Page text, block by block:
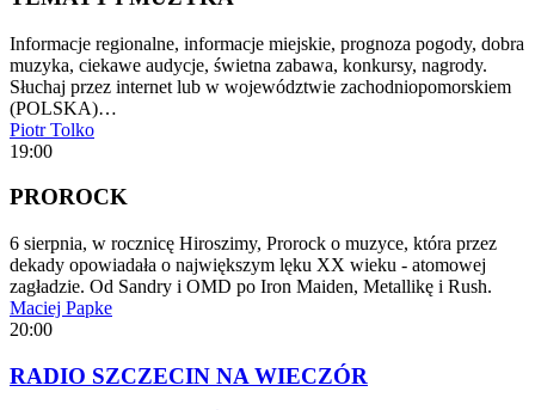
Informacje regionalne, informacje miejskie, prognoza pogody, dobra
muzyka, ciekawe audycje, świetna zabawa, konkursy, nagrody.
Słuchaj przez internet lub w województwie zachodniopomorskiem
(POLSKA)…
Piotr Tolko
19:00
PROROCK
6 sierpnia, w rocznicę Hiroszimy, Prorock o muzyce, która przez
dekady opowiadała o największym lęku XX wieku - atomowej
zagładzie. Od Sandry i OMD po Iron Maiden, Metallikę i Rush.
Maciej Papke
20:00
RADIO SZCZECIN NA WIECZÓR